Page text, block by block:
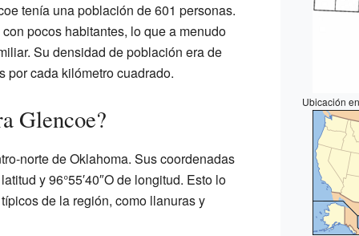
Ubicación
tenía una población de 601 personas.
pocos habitantes, lo que a menudo
Su densidad de población era de
por cada kilómetro cuadrado.
Glencoe?
norte de Oklahoma. Sus coordenadas
y 96°55′40″O de longitud. Esto lo
de la región, como llanuras y